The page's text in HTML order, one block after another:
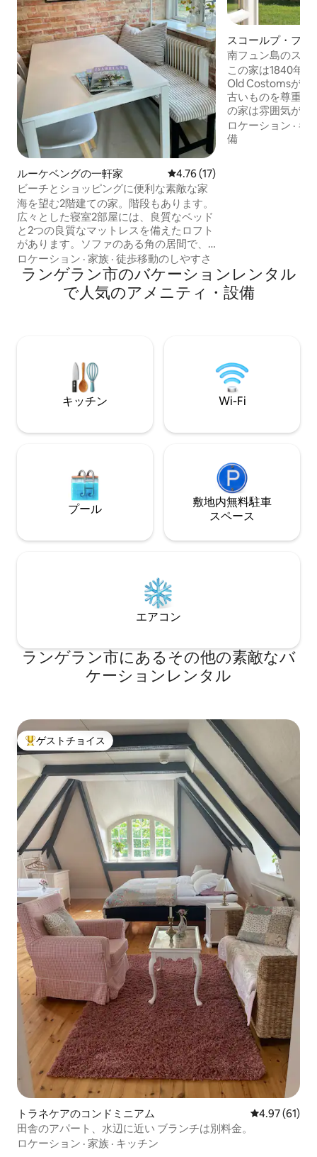
ルーケベングの一軒家 レビュー17件、5つ星中4.76つ
4.76 (17)
ビーチとショッピングに便利な素敵な家
海を望む2階建ての家。階段もあります。
広々とした寝室2部屋には、良質なベッド
と2つの良質なマットレスを備えたロフト
があります。ソファのある角の居間で、
暖炉の前で美味しいワインを飲みながら
リラックスすることができます。リビン
グルームにダイニングテーブル、キッチ
ンに小さなダイニングエリア。エスプレ
ピング、港、フード/アイスバー、ミニゴ
ルフに近い。 映画館、カフェ、ワインバ
ー、ショッピングなどが楽しめるルード
キョビング（Rudkøbing）まで9キロ。
ロケーション · 家族 · 徒歩移動のしやすさ
スコールプ・フュ
スイート
南フュン島のスポ
ーのすぐそば
この家は1840年
Old Costomsが収
古いものを尊重し
の家は雰囲気があ
せるので、ここ
スすることができ
ロケーション · キ
備
ランゲラン市のバケーションレンタル
で人気のアメニティ・設備
キッチン Wi-Fi
プール
敷地内無料駐⁠車
ス⁠ペ⁠ー⁠ス
エアコン
ランゲラン市にあるその他の素敵なバ
ケーションレンタル
大好評のゲストチョイスです。
ゲストチョイス
トラネケアのコンドミニアム レビュー61
4.97 (61)
田舎のアパート、水辺に近い ブランチは別料金。
ロケーション · 家族 · キッチン